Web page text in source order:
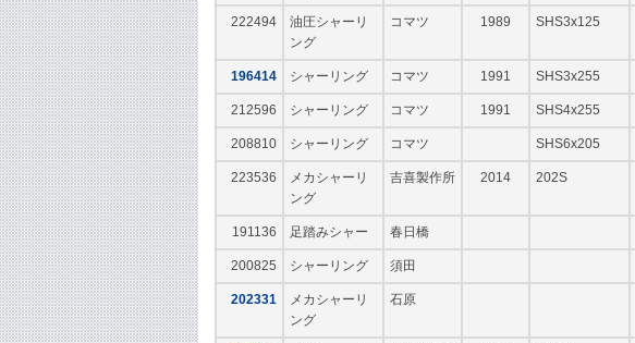
222494
油圧シャーリ
ング
コマツ 1989 SHS3x125
196414 シャーリング コマツ 1991 SHS3x255
212596 シャーリング コマツ 1991 SHS4x255
208810 シャーリング コマツ SHS6x205
223536
メカシャーリ
ング
吉喜製作所 2014 202S
191136 足踏みシャー 春日橋
200825 シャーリング 須田
202331
メカシャーリ
ング
石原